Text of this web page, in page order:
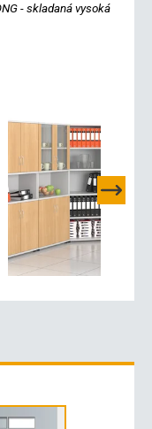
- skladaná vysoká